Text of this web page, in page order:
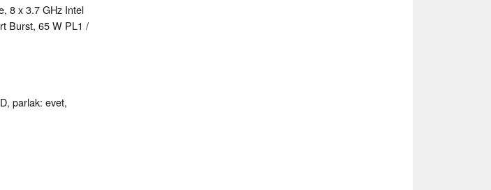
8 x 3.7 GHz Intel
Burst, 65 W PL1 /
parlak: evet,